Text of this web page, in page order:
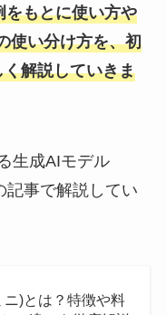
をもとに使い方や
使い分け方を、初
解説していきま
生成AIモデル
記事で解説してい
)とは？特徴や料